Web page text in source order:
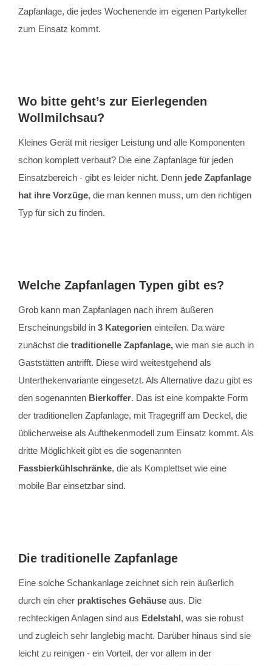
Zapfanlage, die jedes Wochenende im eigenen Partykeller
zum Einsatz kommt.
Wo bitte geht’s zur Eierlegenden
Wollmilchsau?
Kleines Gerät mit riesiger Leistung und alle Komponenten
schon komplett verbaut? Die eine Zapfanlage für jeden
Einsatzbereich - gibt es leider nicht. Denn jede Zapfanlage
hat ihre Vorzüge, die man kennen muss, um den richtigen
Typ für sich zu finden.
Welche Zapfanlagen Typen gibt es?
Grob kann man Zapfanlagen nach ihrem äußeren
Erscheinungsbild in 3 Kategorien einteilen. Da wäre
zunächst die traditionelle Zapfanlage, wie man sie auch in
Gaststätten antrifft. Diese wird weitestgehend als
Unterthekenvariante eingesetzt. Als Alternative dazu gibt es
den sogenannten Bierkoffer. Das ist eine kompakte Form
der traditionellen Zapfanlage, mit Tragegriff am Deckel, die
üblicherweise als Aufthekenmodell zum Einsatz kommt. Als
dritte Möglichkeit gibt es die sogenannten
Fassbierkühlschränke, die als Komplettset wie eine
mobile Bar einsetzbar sind.
Die traditionelle Zapfanlage
Eine solche Schankanlage zeichnet sich rein äußerlich
durch ein eher praktisches Gehäuse aus. Die
rechteckigen Anlagen sind aus Edelstahl , was sie robust
und zugleich sehr langlebig macht. Darüber hinaus sind sie
leicht zu reinigen - ein Vorteil, der vor allem in der